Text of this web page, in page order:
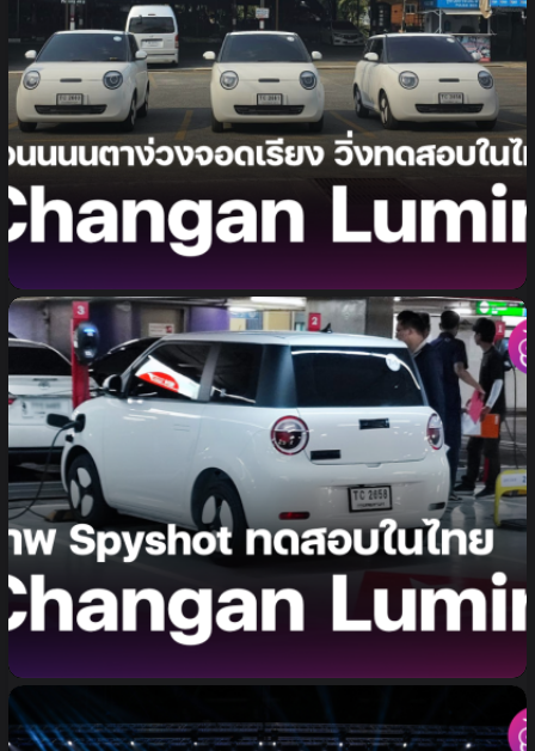
พบ Changan Lumin พวงมาลัยขวา รถยนต์
ไฟฟ้าขนาดเล็กจาก Changan วิ่งทดสอบพร้อม
กันหลายคันในประเทศไทย คาดเปิดตัวภายในปี
ภาพ Spyshot รถยนต์ไฟฟ้า Changan Lumin คันเล็ก
น่ารักกะทัดรัด วิ่งทดสอบในไทย คาดเปิดตัวภายในปี 2024